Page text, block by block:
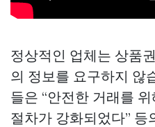
정상적인 업체는 상품
의 정보를 요구하지 않
들은 “안전한 거래를
절차가 강화되었다” 등